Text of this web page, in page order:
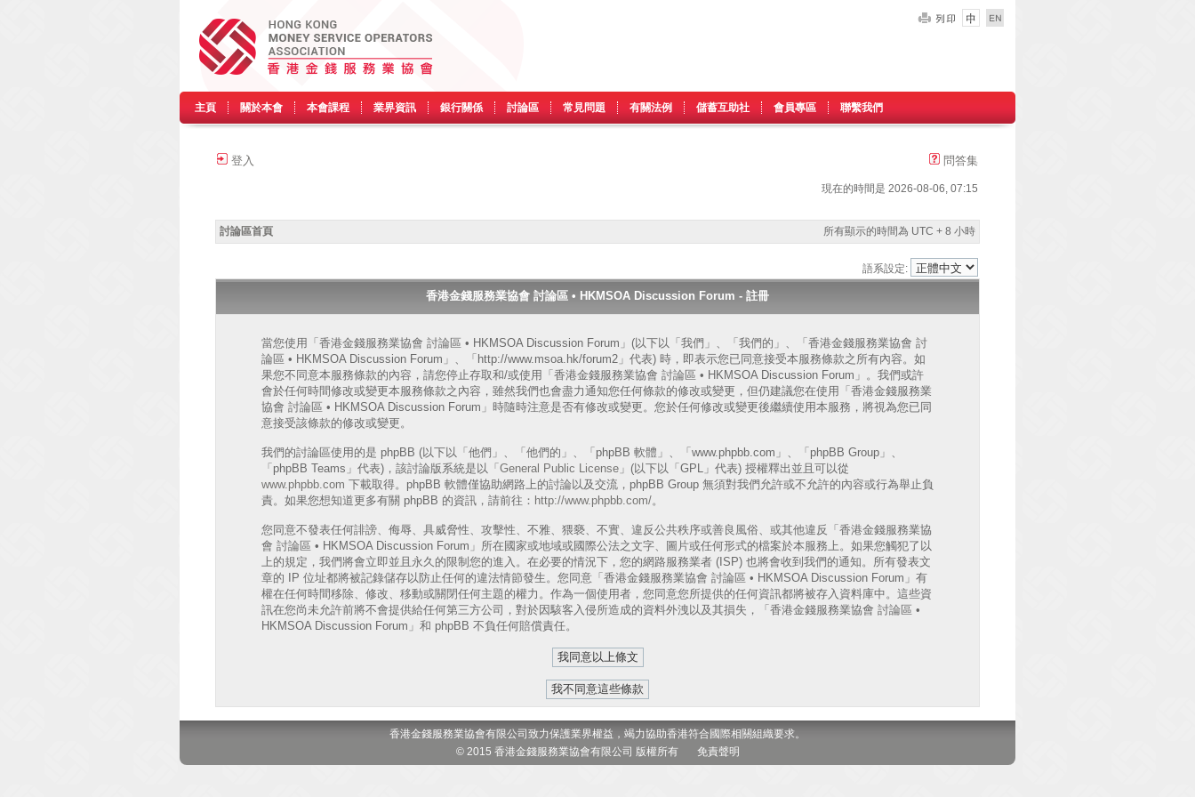
主頁 關於本會 本會課程 業界資訊 銀行關係 討論區 常見問題 有關法例 儲蓄互助社 會員專區 聯繫我們
登入 問答集
現在的時間是 2026-08-06, 07:15
討論區首頁 所有顯示的時間為 UTC + 8 小時
語系設定:
香港金錢服務業協會 討論區 • HKMSOA Discussion Forum - 註冊
當您使用「香港金錢服務業協會 討論區 • HKMSOA Discussion Forum」(以下以「我們」、「我們的」、「香港金錢服務業協會 討
論區 • HKMSOA Discussion Forum」、「http://www.msoa.hk/forum2」代表) 時，即表示您已同意接受本服務條款之所有內容。如
果您不同意本服務條款的內容，請您停止存取和/或使用「香港金錢服務業協會 討論區 • HKMSOA Discussion Forum」。我們或許
會於任何時間修改或變更本服務條款之內容，雖然我們也會盡力通知您任何條款的修改或變更，但仍建議您在使用「香港金錢服務業
協會 討論區 • HKMSOA Discussion Forum」時隨時注意是否有修改或變更。您於任何修改或變更後繼續使用本服務，將視為您已同
意接受該條款的修改或變更。
我們的討論區使用的是 phpBB (以下以「他們」、「他們的」、「phpBB 軟體」、「www.phpbb.com」、「phpBB Group」、
「phpBB Teams」代表)，該討論版系統是以「 General Public License」(以下以「GPL」代表) 授權釋出並且可以從
www.phpbb.com 下載取得。phpBB 軟體僅協助網路上的討論以及交流，phpBB Group 無須對我們允許或不允許的內容或行為舉止負
責。如果您想知道更多有關 phpBB 的資訊，請前往： http://www.phpbb.com/。
您同意不發表任何誹謗、侮辱、具威脅性、攻擊性、不雅、猥褻、不實、違反公共秩序或善良風俗、或其他違反「香港金錢服務業協
會 討論區 • HKMSOA Discussion Forum」所在國家或地域或國際公法之文字、圖片或任何形式的檔案於本服務上。如果您觸犯了以
上的規定，我們將會立即並且永久的限制您的進入。在必要的情況下，您的網路服務業者 (ISP) 也將會收到我們的通知。所有發表文
章的 IP 位址都將被記錄儲存以防止任何的違法情節發生。您同意「香港金錢服務業協會 討論區 • HKMSOA Discussion Forum」有
權在任何時間移除、修改、移動或關閉任何主題的權力。作為一個使用者，您同意您所提供的任何資訊都將被存入資料庫中。這些資
訊在您尚未允許前將不會提供給任何第三方公司，對於因駭客入侵所造成的資料外洩以及其損失，「香港金錢服務業協會 討論區 •
HKMSOA Discussion Forum」和 phpBB 不負任何賠償責任。
香港金錢服務業協會有限公司致力保護業界權益，竭力協助香港符合國際相關組織要求。
© 2015 香港金錢服務業協會有限公司 版權所有 免責聲明